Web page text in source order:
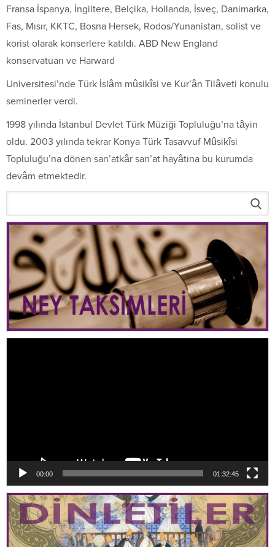
Fransa İspanya, İngiltere, Belçika, Hollanda, İsveç, Danimarka,
Fas, Mısır, KKTC, Bosna Hersek, Rodos/Yunanistan, solist ve
korist olarak konserlere katıldı. ABD New England
konservatuarı ve Harward
Universitesi’nde Türk İslâm mûsikîsi ve Kur’ân Tilâveti konulu
seminerler verdi.
1998 yılında İstanbul Devlet Türk Müziği Topluluğu’na tâyin
oldu. 2003 yılında tekrar Konya Türk Tasavvuf Mûsikîsi
Topluluğu’na dönen san’atkâr san’at hayâtına bu kurumda
devâm etmektedir.
00:00 01:32:45